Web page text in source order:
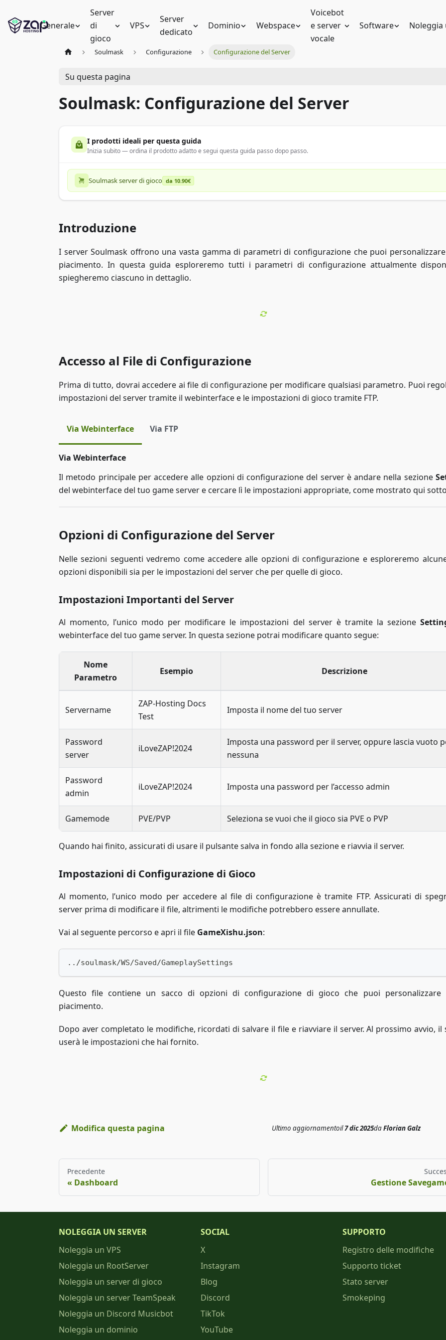
Generale
Server
di
gioco
VPS
Server
dedicato
Dominio Webspace
Voicebot
e server
vocale
Software Noleggia
Soulmask Configurazione Configurazione del Server
Su questa pagina
Soulmask: Configurazione del Server
I prodotti ideali per questa guida
Inizia subito — ordina il prodotto adatto e segui questa guida passo dopo passo.
Soulmask server di gioco da 10.90€
Introduzione
I server Soulmask offrono una vasta gamma di parametri di configurazione che puoi
piacimento. In questa guida esploreremo tutti i parametri di configurazione attualmente
spiegheremo ciascuno in dettaglio.
Accesso al File di Configurazione
Prima di tutto, dovrai accedere ai file di configurazione per modificare qualsiasi parametro. Puoi
impostazioni del server tramite il webinterface e le impostazioni di gioco tramite FTP.
Via Webinterface Via FTP
Via Webinterface
Il metodo principale per accedere alle opzioni di configurazione del server è andare nella sezione
del webinterface del tuo game server e cercare lì le impostazioni appropriate, come mostrato qui
Opzioni di Configurazione del Server
Nelle sezioni seguenti vedremo come accedere alle opzioni di configurazione e esploreremo
opzioni disponibili sia per le impostazioni del server che per quelle di gioco.
Impostazioni Importanti del Server
Al momento, l’unico modo per modificare le impostazioni del server è tramite la sezione
webinterface del tuo game server. In questa sezione potrai modificare quanto segue:
Nome
Parametro
Esempio Descrizione
Servername
ZAP-Hosting Docs
Test
Imposta il nome del tuo server
Password
server
iLoveZAP!2024
Imposta una password per il server, oppure lascia vuoto
nessuna
Password
admin
iLoveZAP!2024 Imposta una password per l’accesso admin
Gamemode PVE/PVP Seleziona se vuoi che il gioco sia PVE o PVP
Quando hai finito, assicurati di usare il pulsante salva in fondo alla sezione e riavvia il server.
Impostazioni di Configurazione di Gioco
Al momento, l’unico modo per accedere al file di configurazione è tramite FTP. Assicurati di
server prima di modificare il file, altrimenti le modifiche potrebbero essere annullate.
Vai al seguente percorso e apri il file GameXishu.json:
../soulmask/WS/Saved/GameplaySettings
Questo file contiene un sacco di opzioni di configurazione di gioco che puoi
piacimento.
Dopo aver completato le modifiche, ricordati di salvare il file e riavviare il server. Al prossimo avvio, il
userà le impostazioni che hai fornito.
Modifica questa pagina Ultimo aggiornamentoil7 dic 2025daFlorian Galz
Precedente
Dashboard Gestione
NOLEGGIA UN SERVER
Noleggia un VPS
Noleggia un RootServer
Noleggia un server di gioco
Noleggia un server TeamSpeak
Noleggia un Discord Musicbot
Noleggia un dominio
SOCIAL
X
Instagram
Blog
Discord
TikTok
YouTube
SUPPORTO
Registro delle modifiche
Supporto ticket
Stato server
Smokeping